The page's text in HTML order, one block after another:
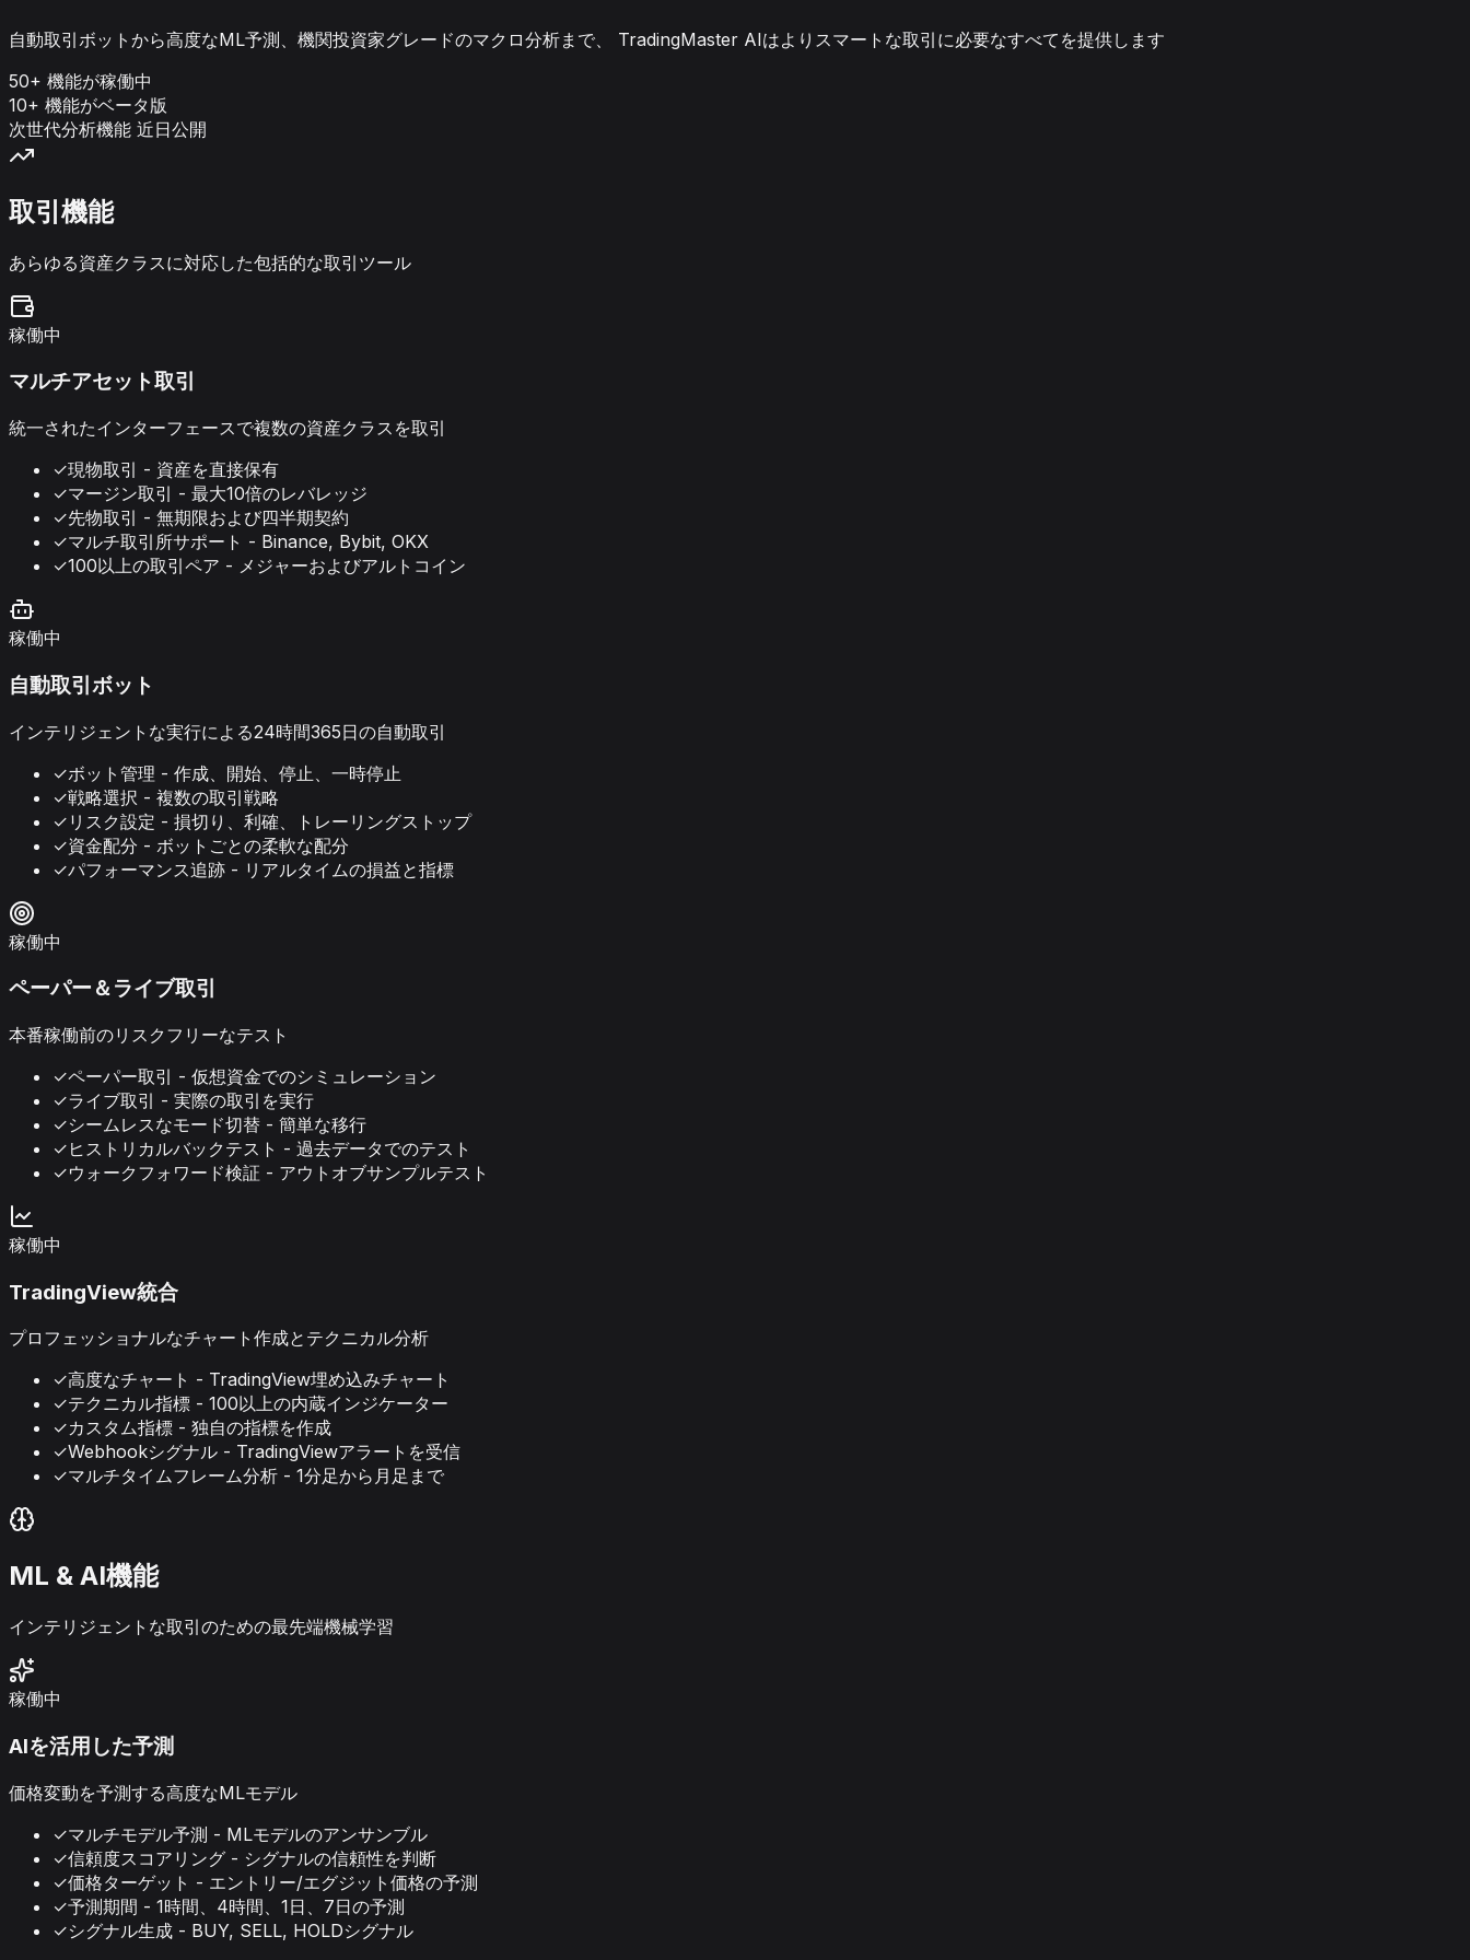
自動取引ボットから高度なML予測、機関投資家グレードのマクロ分析まで、 TradingMaster AIはよりスマートな取引に必要なすべてを提供します
50+ 機能が稼働中
10+ 機能がベータ版
次世代分析機能 近日公開
取引機能
あらゆる資産クラスに対応した包括的な取引ツール
稼働中
マルチアセット取引
統一されたインターフェースで複数の資産クラスを取引
✓現物取引 - 資産を直接保有
✓マージン取引 - 最大10倍のレバレッジ
✓先物取引 - 無期限および四半期契約
✓マルチ取引所サポート - Binance, Bybit, OKX
✓100以上の取引ペア - メジャーおよびアルトコイン
稼働中
自動取引ボット
インテリジェントな実行による24時間365日の自動取引
✓ボット管理 - 作成、開始、停止、一時停止
✓戦略選択 - 複数の取引戦略
✓ リスク設定 - 損切り、利確、トレーリングストップ
✓資金配分 - ボットごとの柔軟な配分
✓パフォーマンス追跡 - リアルタイムの損益と指標
稼働中
ペーパー＆ライブ取引
本番稼働前のリスクフリーなテスト
✓ペーパー取引 - 仮想資金でのシミュレーション
✓ライブ取引 - 実際の取引を実行
✓シームレスなモード切替 - 簡単な移行
✓ ヒストリカルバックテスト - 過去データでのテスト
✓ウォークフォワード検証 - アウトオブサンプルテスト
稼働中
TradingView統合
プロフェッショナルなチャート作成とテクニカル分析
✓高度なチャート - TradingView埋め込みチャート
✓テクニカル指標 - 100以上の内蔵インジケーター
✓カスタム指標 - 独自の指標を作成
✓Webhookシグナル - TradingViewアラートを受信
✓マルチタイムフレーム分析 - 1分足から月足まで
ML & AI機能
インテリジェントな取引のための最先端機械学習
稼働中
AIを活用した予測
価格変動を予測する高度なMLモデル
✓マルチモデル予測 - MLモデルのアンサンブル
✓信頼度スコアリング - シグナルの信頼性を判断
✓価格ターゲット - エントリー/エグジット価格の予測
✓予測期間 - 1時間、4時間、1日、7日の予測
✓シグナル生成 - BUY, SELL, HOLDシグナル